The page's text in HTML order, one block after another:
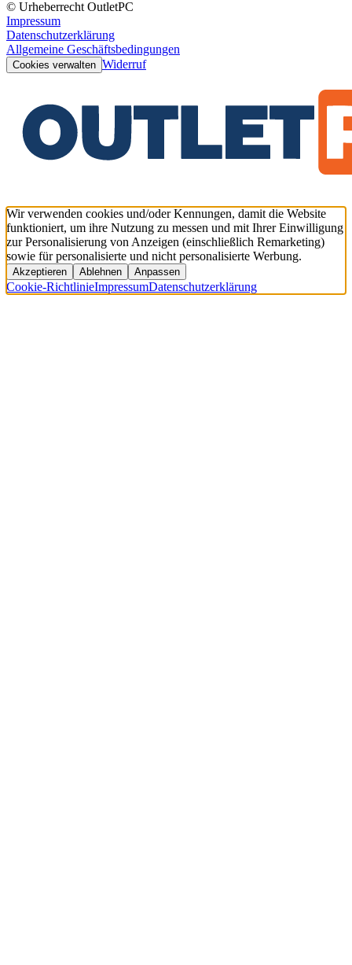
© Urheberrecht OutletPC
Impressum
Datenschutzerklärung
Allgemeine Geschäftsbedingungen
Cookies verwalten Widerruf
Wir verwenden cookies und/oder Kennungen, damit die Website
funktioniert, um ihre Nutzung zu messen und mit Ihrer Einwilligung
zur Personalisierung von Anzeigen (einschließlich Remarketing)
sowie für personalisierte und nicht personalisierte Werbung.
Akzeptieren Ablehnen Anpassen
Cookie-RichtlinieImpressumDatenschutzerklärung